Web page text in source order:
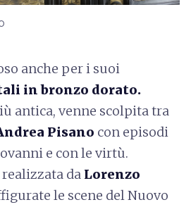
anche per i suoi
in bronzo dorato.
antica, venne scolpita tra
Pisano con episodi
e con le virtù.
realizzata da Lorenzo
le scene del Nuovo